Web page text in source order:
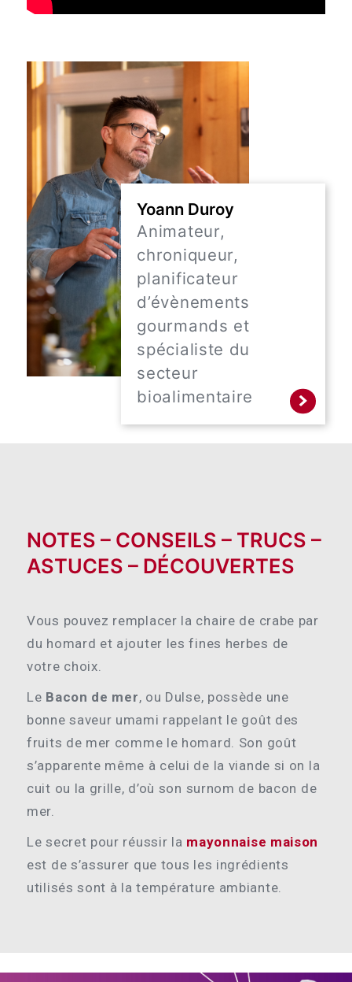
Yoann Duroy
Animateur,
chroniqueur,
planificateur
d’évènements
gourmands et
spécialiste du
secteur
bioalimentaire
NOTES – CONSEILS – TRUCS –
ASTUCES – DÉCOUVERTES
Vous pouvez remplacer la chaire de crabe par
du homard et ajouter les fines herbes de
votre choix.
Le Bacon de mer, ou Dulse, possède une
bonne saveur umami rappelant le goût des
fruits de mer comme le homard. Son goût
s’apparente même à celui de la viande si on la
cuit ou la grille, d’où son surnom de bacon de
mer.
Le secret pour réussir la mayonnaise maison
est de s’assurer que tous les ingrédients
utilisés sont à la température ambiante.